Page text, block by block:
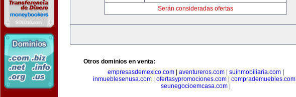
Serán consideradas ofertas
Otros dominios en venta:
empresasdemexico.com| aventureros.com| suinmobiliaria.com|
inmueblesenusa.com| ofertasypromociones.com| comprademuebles.com|
seunegocioemcasa.com|